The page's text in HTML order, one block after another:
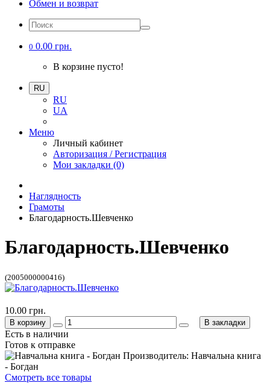
Обмен и возврат
0 0.00 грн.
В корзине пусто!
RU
RU
UA
Меню
Личный кабинет
Авторизация / Регистрация
Мои закладки (0)
Наглядность
Грамоты
Благодарность.Шевченко
Благодарность.Шевченко
(2005000000416)
Есть в наличии
Готов к отправке
Производитель: Навчальна книга
- Богдан
Смотреть все товары
10.00 грн.
В корзину В закладки